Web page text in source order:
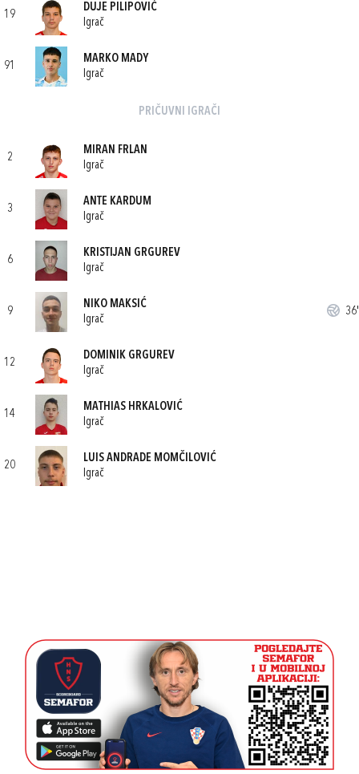
19
DUJE PILIPOVIĆ
Igrač
91
MARKO MADY
Igrač
PRIČUVNI IGRAČI
2
MIRAN FRLAN
Igrač
3
ANTE KARDUM
Igrač
6
KRISTIJAN GRGUREV
Igrač
9
NIKO MAKSIĆ
Igrač
36'
12
DOMINIK GRGUREV
Igrač
14
MATHIAS HRKALOVIĆ
Igrač
20
LUIS ANDRADE MOMČILOVIĆ
Igrač